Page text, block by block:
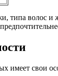
волос
имеет